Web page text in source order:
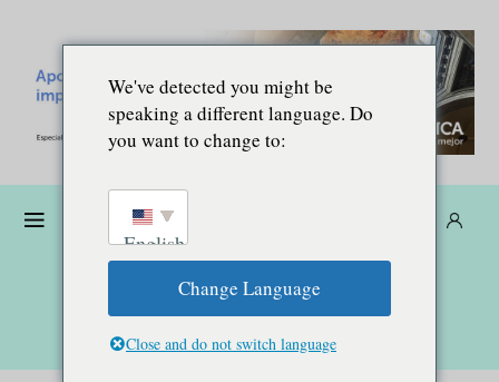
We've detected you might be
speaking a different language. Do
you want to change to:
English
Change Language
Close and do not switch language